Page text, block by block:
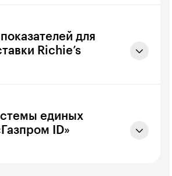
для
Richie’s
единых
ID»